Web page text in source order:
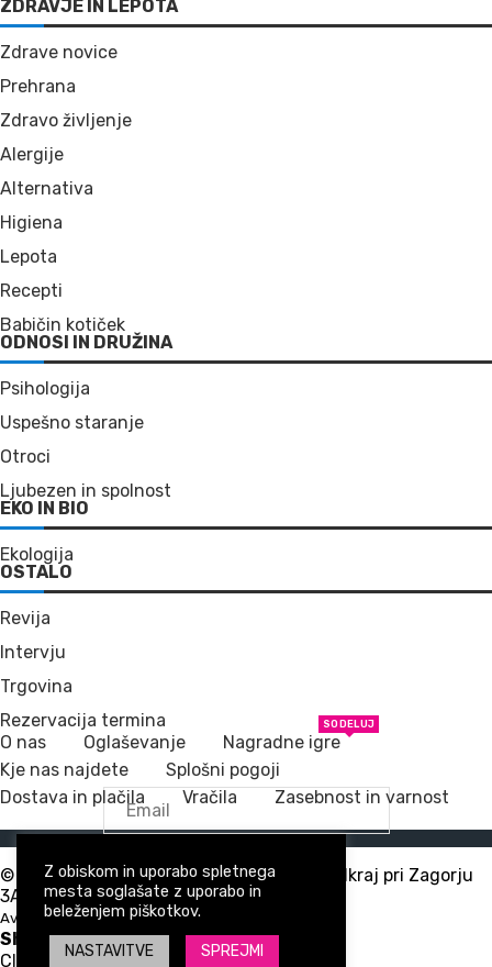
ZDRAVJE IN LEPOTA
Zdrave novice
Prehrana
Zdravo življenje
Alergije
Alternativa
Higiena
Lepota
Recepti
Babičin kotiček
ODNOSI IN DRUŽINA
Psihologija
Uspešno staranje
Otroci
Ljubezen in spolnost
EKO IN BIO
Ekologija
OSTALO
Revija
Intervju
Trgovina
Rezervacija termina
O nas
Oglaševanje Nagradne igre
SODELUJ
Kje nas najdete
Splošni pogoji
Dostava in plačila
Vračila Zasebnost in varnost
PRIJAVA NA NOVICE
© Vse pravice pridržane | Tridea d.o.o., Podkraj pri Zagorju
3A, 1410 Zagorje ob Savi
Avtorji:MULTIMEDIJA STUDIO
Z obiskom in uporabo spletnega
mesta soglašate z uporabo in
beleženjem piškotkov.
NASTAVITVE SPREJMI
Shopping Cart
Close